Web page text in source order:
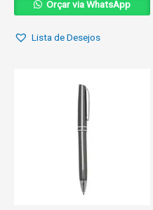
Orçar via WhatsApp
Lista de Desejos